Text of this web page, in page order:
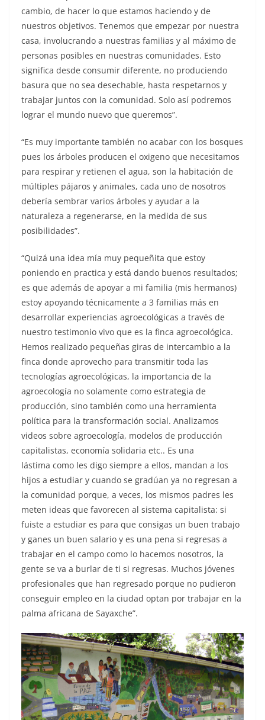
cambio, de hacer lo que estamos haciendo y de
nuestros objetivos. Tenemos que empezar por nuestra
casa, involucrando a nuestras familias y al máximo de
personas posibles en nuestras comunidades. Esto
significa desde consumir diferente, no produciendo
basura que no sea desechable, hasta respetarnos y
trabajar juntos con la comunidad. Solo así podremos
lograr el mundo nuevo que queremos”.
“Es muy importante también no acabar con los bosques
pues los árboles producen el oxigeno que necesitamos
para respirar y retienen el agua, son la habitación de
múltiples pájaros y animales, cada uno de nosotros
debería sembrar varios árboles y ayudar a la
naturaleza a regenerarse, en la medida de sus
posibilidades”.
“Quizá una idea mía muy pequeñita que estoy
poniendo en practica y está dando buenos resultados;
es que además de apoyar a mi familia (mis hermanos)
estoy apoyando técnicamente a 3 familias más en
desarrollar experiencias agroecológicas a través de
nuestro testimonio vivo que es la finca agroecológica.
Hemos realizado pequeñas giras de intercambio a la
finca donde aprovecho para transmitir toda las
tecnologías agroecológicas, la importancia de la
agroecología no solamente como estrategia de
producción, sino también como una herramienta
política para la transformación social. Analizamos
videos sobre agroecología, modelos de producción
capitalistas, economía solidaria etc.. Es una
lástima como les digo siempre a ellos, mandan a los
hijos a estudiar y cuando se gradúan ya no regresan a
la comunidad porque, a veces, los mismos padres les
meten ideas que favorecen al sistema capitalista: si
fuiste a estudiar es para que consigas un buen trabajo
y ganes un buen salario y es una pena si regresas a
trabajar en el campo como lo hacemos nosotros, la
gente se va a burlar de ti si regresas. Muchos jóvenes
profesionales que han regresado porque no pudieron
conseguir empleo en la ciudad optan por trabajar en la
palma africana de Sayaxche”.